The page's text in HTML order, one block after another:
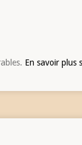
En savoir plus